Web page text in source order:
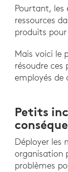
Pourtant, les
ressources
produits
Mais voici le
résoudre
employés de
Petits
Déployer les
organisation
problèmes